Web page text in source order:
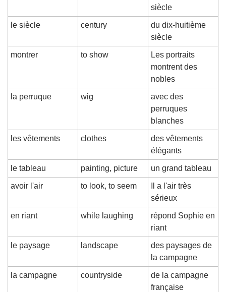
siècle
le siècle century
du dix-huitième
siècle
montrer to show
Les portraits
montrent des
nobles
la perruque wig
avec des
perruques
blanches
les vêtements clothes
des vêtements
élégants
le tableau painting, picture un grand tableau
avoir l'air to look, to seem
Il a l'air très
sérieux
en riant while laughing
répond Sophie en
riant
le paysage landscape
des paysages de
la campagne
la campagne countryside
de la campagne
française